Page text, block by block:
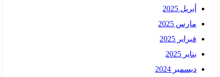
أبريل 2025
مارس 2025
فبراير 2025
يناير 2025
ديسمبر 2024